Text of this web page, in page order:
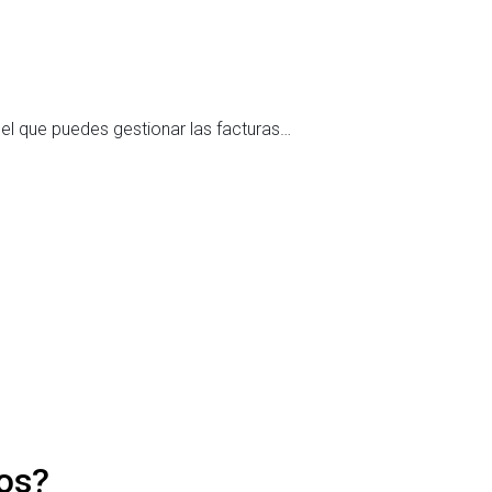
que puedes gestionar las facturas…